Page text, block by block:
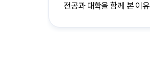
전공과 대학을 함께 본 이유